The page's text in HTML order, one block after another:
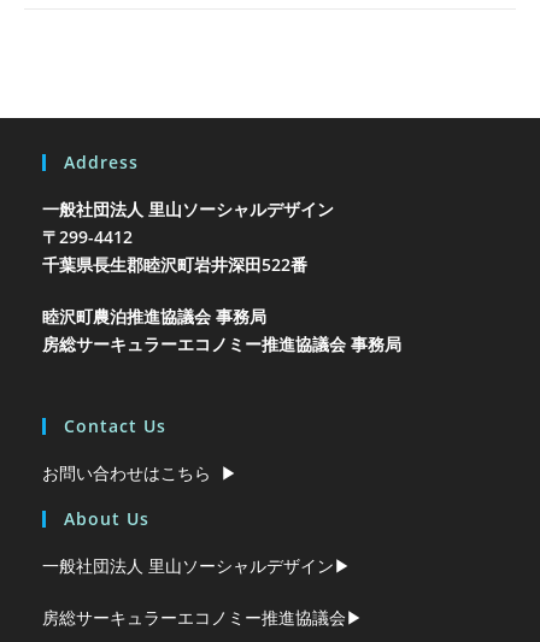
Address
一般社団法人 里山ソーシャルデザイン
〒299-4412
千葉県長生郡睦沢町岩井深田522番
睦沢町農泊推進協議会 事務局
房総サーキュラーエコノミー推進協議会 事務局
Contact Us
お問い合わせはこちら ▶︎
About Us
一般社団法人 里山ソーシャルデザイン▶︎
房総サーキュラーエコノミー推進協議会▶︎